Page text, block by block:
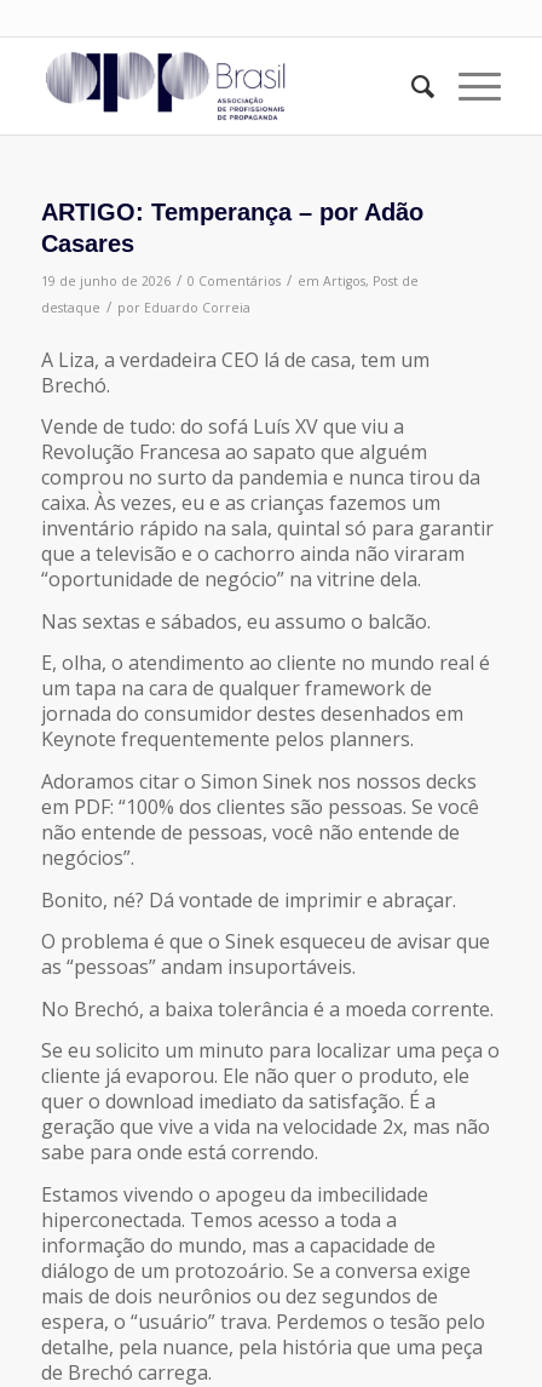
ARTIGO: Temperança – por Adão
Casares
19 de junho de 2026 / 0 Comentários / em Artigos, Post de
destaque / por Eduardo Correia
A Liza, a verdadeira CEO lá de casa, tem um
Brechó.
Vende de tudo: do sofá Luís XV que viu a
Revolução Francesa ao sapato que alguém
comprou no surto da pandemia e nunca tirou da
caixa. Às vezes, eu e as crianças fazemos um
inventário rápido na sala, quintal só para garantir
que a televisão e o cachorro ainda não viraram
“oportunidade de negócio” na vitrine dela.
Nas sextas e sábados, eu assumo o balcão.
E, olha, o atendimento ao cliente no mundo real é
um tapa na cara de qualquer framework de
jornada do consumidor destes desenhados em
Keynote frequentemente pelos planners.
Adoramos citar o Simon Sinek nos nossos decks
em PDF: “100% dos clientes são pessoas. Se você
não entende de pessoas, você não entende de
negócios”.
Bonito, né? Dá vontade de imprimir e abraçar.
O problema é que o Sinek esqueceu de avisar que
as “pessoas” andam insuportáveis.
No Brechó, a baixa tolerância é a moeda corrente.
Se eu solicito um minuto para localizar uma peça o
cliente já evaporou. Ele não quer o produto, ele
quer o download imediato da satisfação. É a
geração que vive a vida na velocidade 2x, mas não
sabe para onde está correndo.
Estamos vivendo o apogeu da imbecilidade
hiperconectada. Temos acesso a toda a
informação do mundo, mas a capacidade de
diálogo de um protozoário. Se a conversa exige
mais de dois neurônios ou dez segundos de
espera, o “usuário” trava. Perdemos o tesão pelo
detalhe, pela nuance, pela história que uma peça
de Brechó carrega.